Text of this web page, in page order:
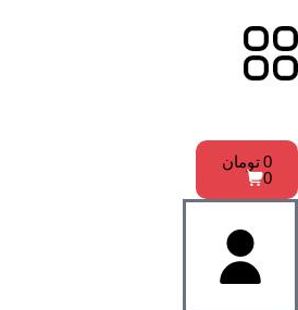
0 تومان
0